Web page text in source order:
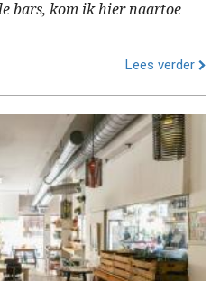
bars, kom ik hier naartoe
Lees verder